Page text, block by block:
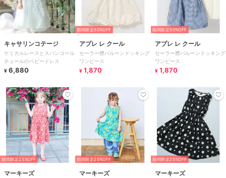
キャサリンコテージ
ケミカルレースとスパンコール
チュールのベビードレス
¥ 6,880
期間限定50%OFF
アプレ レ クール
セーラー襟バルーンドッキング
ワンピース
¥ 1,870
期間限定50%OFF
アプレ レ クール
セーラー襟バルーンドッキング
ワンピース
¥ 1,870
期間限定25%OFF
マーキーズ
期間限定25%OFF
マーキーズ
期間限定25%OFF
マーキーズ